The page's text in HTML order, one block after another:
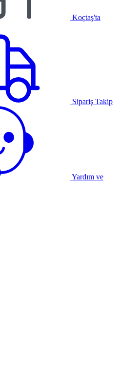
Koçtaş'ta
Sipariş Takip
Yardım ve